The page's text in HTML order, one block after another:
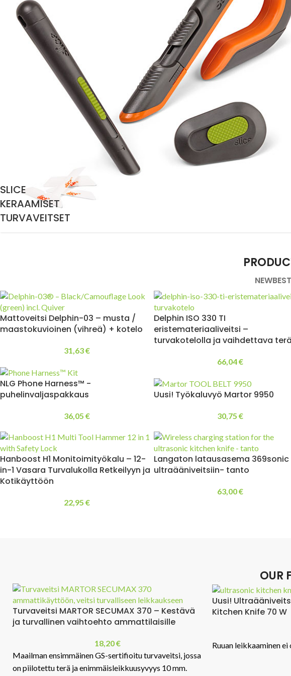
SLICE
KERAAMISET
TURVAVEITSET
NEW
Mattoveitsi Delphin-03 – musta /
maastokuvioinen (vihreä) + kotelo
31,63€
Delphin ISO 330 TI
eristemateriaaliveitsi –
turvakotelolla ja vaihdettava terä
66,04€
NLG Phone Harness™ -
puhelinvaljaspakkaus
36,05 €
Uusi! Työkaluvyö Martor 9950
30,75€
Hanboost H1 Monitoimityökalu – 12-
in-1 Vasara Turvalukolla Retkeilyyn ja
Kotikäyttöön
22,95 €
Langaton latausasema 369sonic
ultraääniveitsiin- tanto
63,00€
OUR
Uusi! Ultraääniveitsi 369Sonic – Ultrasonic
Kitchen Knife 70 W
Ruuan leikkaaminen ei ole koskaan ollut helpompaa